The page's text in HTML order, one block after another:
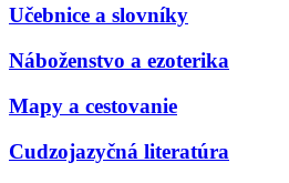
Učebnice a slovníky
Náboženstvo a ezoterika
Mapy a cestovanie
Cudzojazyčná literatúra